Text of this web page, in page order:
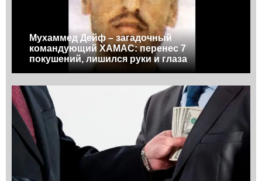
Мухаммед Дейф – загадочный
командующий ХАМАС: перенес 7
покушений, лишился руки и глаза